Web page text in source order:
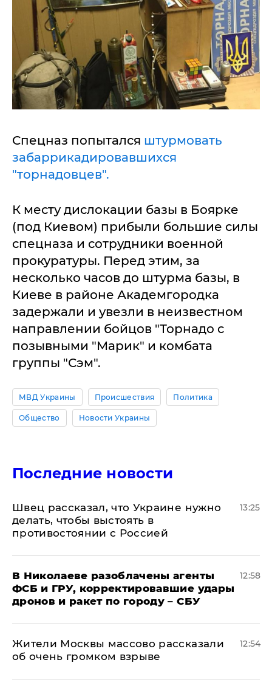
Спецназ попытался штурмовать
забаррикадировавшихся
"торнадовцев".
К месту дислокации базы в Боярке
(под Киевом) прибыли большие силы
спецназа и сотрудники военной
прокуратуры. Перед этим, за
несколько часов до штурма базы, в
Киеве в районе Академгородка
задержали и увезли в неизвестном
направлении бойцов "Торнадо с
позывными "Марик" и комбата
группы "Сэм".
МВД Украины Происшествия Политика
Общество Новости Украины
Последние новости
Швец рассказал, что Украине нужно
делать, чтобы выстоять в
противостоянии с Россией
13:25
В Николаеве разоблачены агенты
ФСБ и ГРУ, корректировавшие удары
дронов и ракет по городу – СБУ
12:58
Жители Москвы массово рассказали
об очень громком взрыве
12:54